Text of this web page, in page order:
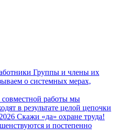
Группы и члены их
о системных мерах,
совместной работы мы
в результате целой цепочки
Скажи «да» охране труда!
и постепенно